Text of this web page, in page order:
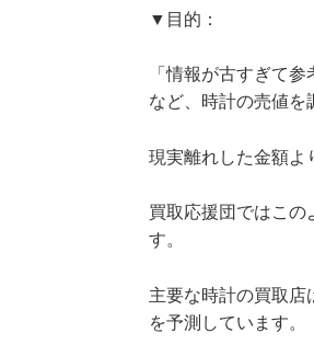
▼目的：
「情報が古すぎて
など、時計の売値を
現実離れした金額よ
買取応援団ではこの
す。
主要な時計の買取店
を予測しています。